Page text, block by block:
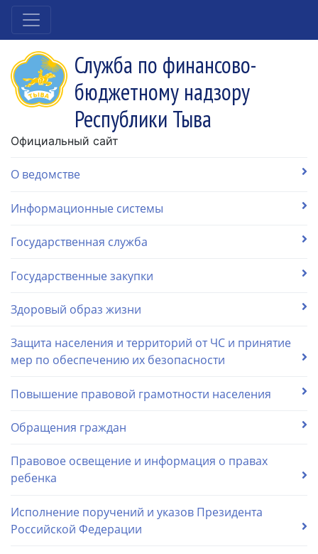
Служба по финансово-
бюджетному надзору
Республики Тыва
Официальный сайт
О ведомстве
Информационные системы
Государственная служба
Государственные закупки
Здоровый образ жизни
Защита населения и территорий от ЧС и принятие
мер по обеспечению их безопасности
Повышение правовой грамотности населения
Обращения граждан
Правовое освещение и информация о правах
ребенка
Исполнение поручений и указов Президента
Российской Федерации